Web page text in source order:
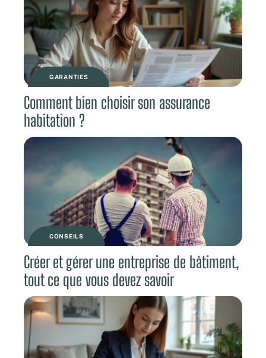
GARANTIES
Comment bien choisir son assurance
habitation ?
CONSEILS
Créer et gérer une entreprise de bâtiment,
tout ce que vous devez savoir